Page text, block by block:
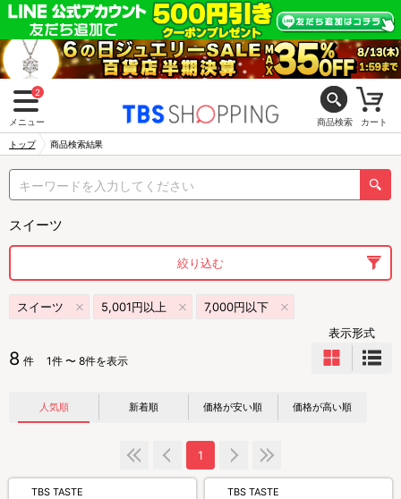
2
メニュー 商品検索 カート
トップ 商品検索結果
スイーツ
絞り込む
スイーツ 5,001円以上 7,000円以下
8 件 1件 〜 8件を表示
表示形式
人気順 新着順 価格が安い順 価格が高い順
1
TBS TASTE TBS TASTE